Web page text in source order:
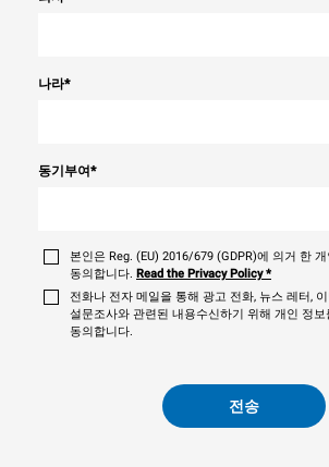
나라*
동기부여*
본인은 Reg. (EU) 2016/679 (GDPR)에 의거 한 개
동의합니다. Read the Privacy Policy*
전화나 전자 메일을 통해 광고 전화, 뉴스 레터,
설문조사와 관련된 내용수신하기 위해 개인 정보
동의합니다.
전송